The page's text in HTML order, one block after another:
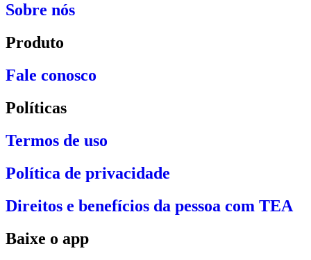
Sobre nós
Produto
Fale conosco
Políticas
Termos de uso
Política de privacidade
Direitos e benefícios da pessoa com TEA
Baixe o app